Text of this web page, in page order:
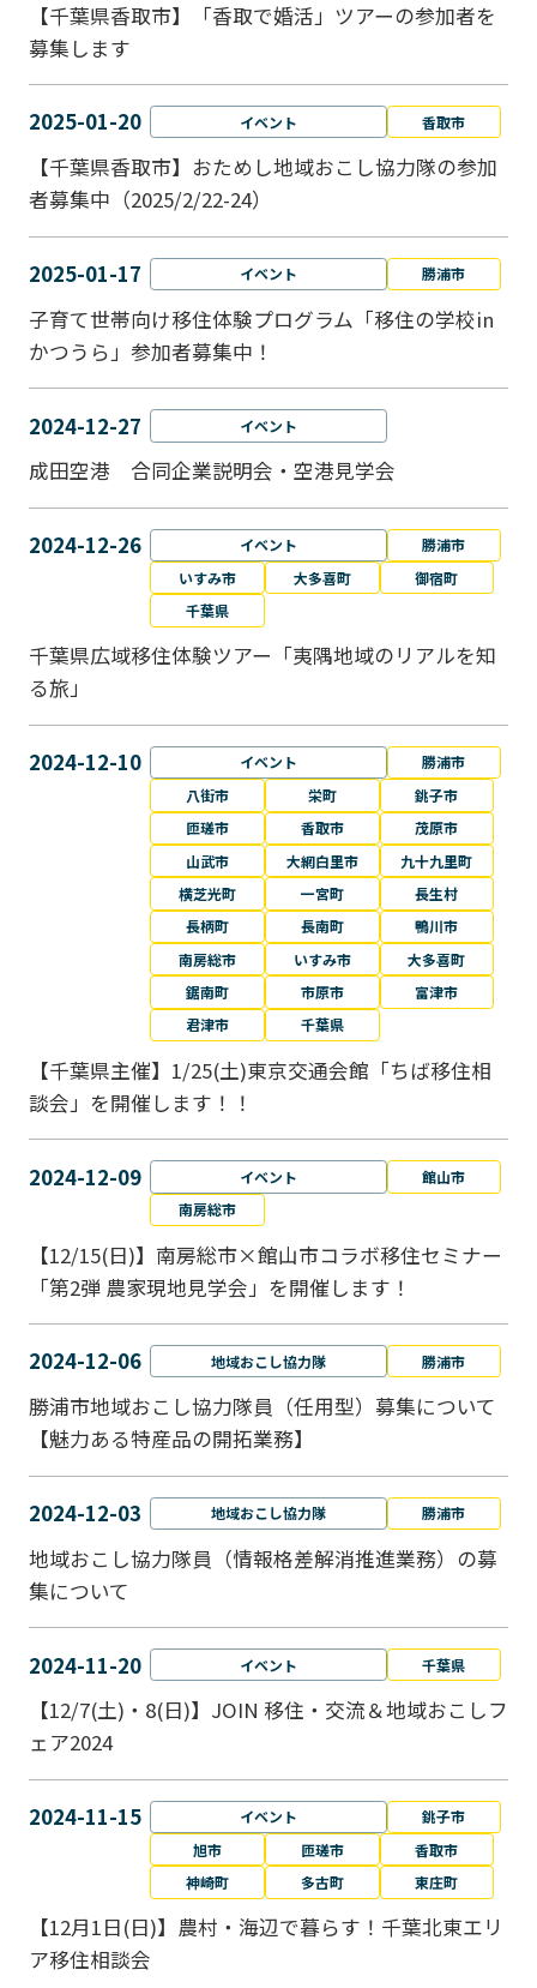
【千葉県香取市】「香取で婚活」ツアーの参加者を
募集します
2025-01-20 イベント 香取市
【千葉県香取市】おためし地域おこし協力隊の参加
者募集中（2025/2/22-24）
2025-01-17 イベント 勝浦市
子育て世帯向け移住体験プログラム「移住の学校in
かつうら」参加者募集中！
2024-12-27 イベント
成田空港 合同企業説明会・空港見学会
2024-12-26 イベント
勝浦市
いすみ市
大多喜町
御宿町
千葉県
千葉県広域移住体験ツアー「夷隅地域のリアルを知
る旅」
2024-12-10 イベント
勝浦市
八街市
栄町
銚子市
匝瑳市
香取市
茂原市
山武市
大網白里市
九十九里町
横芝光町
一宮町
長生村
長柄町
長南町
鴨川市
南房総市
いすみ市
大多喜町
鋸南町
市原市
富津市
君津市
千葉県
【千葉県主催】1/25(土)東京交通会館「ちば移住相
談会」を開催します！！
2024-12-09 イベント
館山市
南房総市
【12/15(日)】南房総市×館山市コラボ移住セミナー
「第2弾 農家現地見学会」を開催します！
2024-12-06 地域おこし協力隊 勝浦市
勝浦市地域おこし協力隊員（任用型）募集について
【魅力ある特産品の開拓業務】
2024-12-03 地域おこし協力隊 勝浦市
地域おこし協力隊員（情報格差解消推進業務）の募
集について
2024-11-20 イベント 千葉県
【12/7(土)・8(日)】JOIN 移住・交流＆地域おこしフ
ェア2024
2024-11-15 イベント
銚子市
旭市
匝瑳市
香取市
神崎町
多古町 東庄町
【12月1日(日)】農村・海辺で暮らす！千葉北東エリ
ア移住相談会